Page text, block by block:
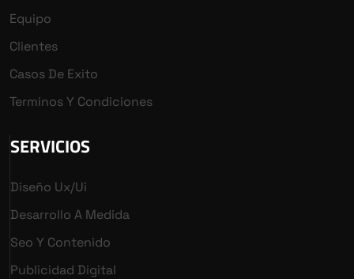
Equipo
Clientes
Casos De Exito
Terminos Y Condiciones
SERVICIOS
Diseño Ux/ui
Desarrollo A Medida
Seo Y Contenido
Publicidad Digital